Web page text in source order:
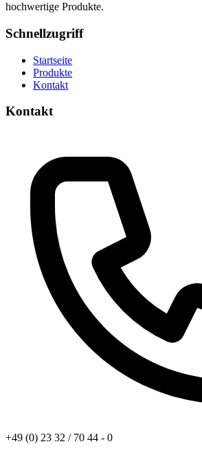
hochwertige Produkte.
Schnellzugriff
Startseite
Produkte
Kontakt
Kontakt
+49 (0) 23 32 / 70 44 - 0